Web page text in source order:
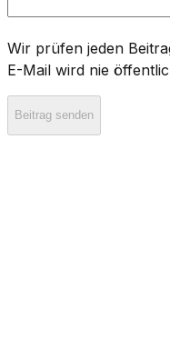
Wir prüfen jeden
E-Mail wird nie
Beitrag senden